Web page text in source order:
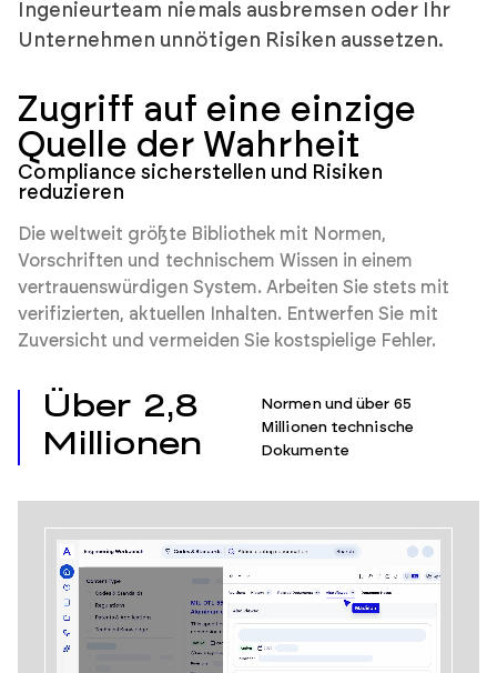
Ingenieurteam niemals ausbremsen oder Ihr
Unternehmen unnötigen Risiken aussetzen.
Zugriff auf eine einzige
Quelle der Wahrheit
Compliance sicherstellen und Risiken
reduzieren
Die weltweit größte Bibliothek mit Normen,
Vorschriften und technischem Wissen in einem
vertrauenswürdigen System. Arbeiten Sie stets mit
verifizierten, aktuellen Inhalten. Entwerfen Sie mit
Zuversicht und vermeiden Sie kostspielige Fehler.
Über 2,8
Millionen
Normen und über 65
Millionen technische
Dokumente